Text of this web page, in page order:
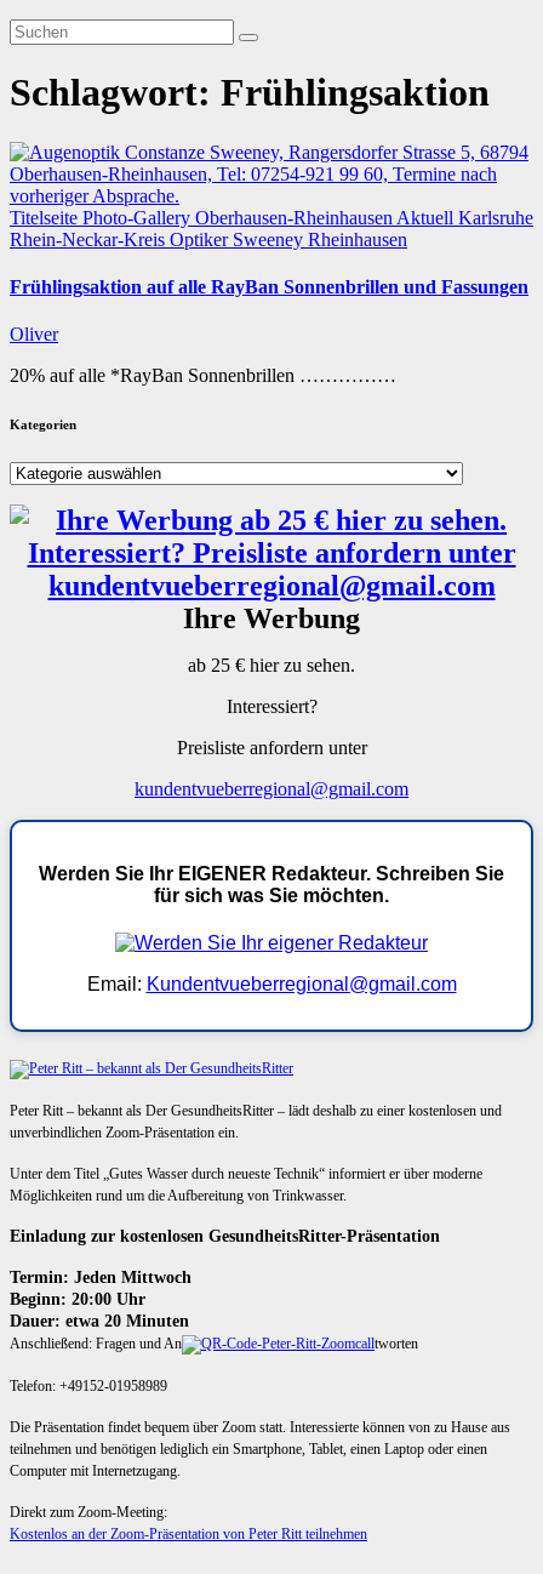
Schlagwort: Frühlingsaktion
Titelseite Photo-Gallery Oberhausen-Rheinhausen Aktuell Karlsruhe
Rhein-Neckar-Kreis Optiker Sweeney Rheinhausen
Frühlingsaktion auf alle RayBan Sonnenbrillen und Fassungen
Oliver
20% auf alle *RayBan Sonnenbrillen ……………
Kategorien
Kategorien
Ihre Werbung
ab 25 € hier zu sehen.
Interessiert?
Preisliste anfordern unter
kundentvueberregional@gmail.com
Werden Sie Ihr EIGENER Redakteur. Schreiben Sie
für sich was Sie möchten.
Email: Kundentvueberregional@gmail.com
Peter Ritt – bekannt als Der GesundheitsRitter – lädt deshalb zu einer kostenlosen und
unverbindlichen Zoom-Präsentation ein.
Unter dem Titel „Gutes Wasser durch neueste Technik“ informiert er über moderne
Möglichkeiten rund um die Aufbereitung von Trinkwasser.
Einladung zur kostenlosen GesundheitsRitter-Präsentation
Termin: Jeden Mittwoch
Beginn: 20:00 Uhr
Dauer: etwa 20 Minuten
Anschließend: Fragen und An tworten
Telefon: +49152-01958989
Die Präsentation findet bequem über Zoom statt. Interessierte können von zu Hause aus
teilnehmen und benötigen lediglich ein Smartphone, Tablet, einen Laptop oder einen
Computer mit Internetzugang.
Direkt zum Zoom-Meeting:
Kostenlos an der Zoom-Präsentation von Peter Ritt teilnehmen